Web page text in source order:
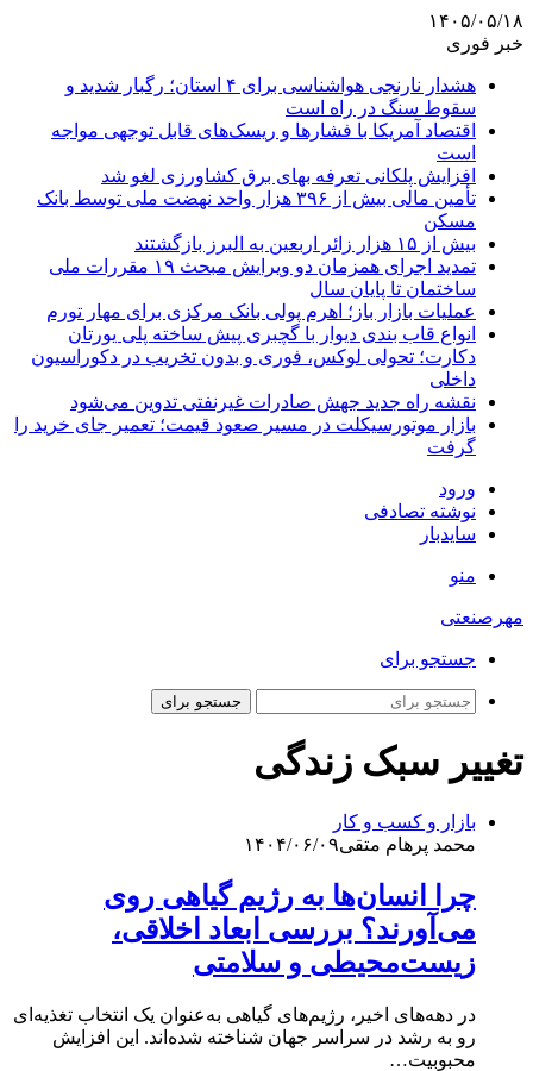
۱۴۰۵/۰۵/۱۸
خبر فوری
هشدار نارنجی هواشناسی برای ۴ استان؛ رگبار شدید و
سقوط سنگ در راه است
اقتصاد آمریکا با فشارها و ریسک‌های قابل توجهی مواجه
است
افزایش پلکانی تعرفه بهای برق کشاورزی لغو شد
تأمین مالی بیش از ۳۹۶ هزار واحد نهضت ملی توسط بانک
مسکن
بیش از ۱۵ هزار زائر اربعین به البرز بازگشتند
تمدید اجرای همزمان دو ویرایش مبحث ۱۹ مقررات ملی
ساختمان تا پایان سال
عملیات بازار باز؛ اهرم پولی بانک مرکزی برای مهار تورم
انواع قاب بندی دیوار با گچبری پیش ساخته پلی یورتان
دکارت؛ تحولی لوکس، فوری و بدون تخریب در دکوراسیون
داخلی
نقشه راه جدید جهش صادرات غیرنفتی تدوین می‌شود
بازار موتورسیکلت در مسیر صعود قیمت؛ تعمیر جای خرید را
گرفت
ورود
نوشته تصادفی
سایدبار
منو
مهرصنعتی
جستجو برای
جستجو برای
تغییر سبک زندگی
بازار و کسب و کار
محمد پرهام متقی۱۴۰۴/۰۶/۰۹
چرا انسان‌ها به رژیم گیاهی روی
می‌آورند؟ بررسی ابعاد اخلاقی،
زیست‌محیطی و سلامتی
در دهه‌های اخیر، رژیم‌های گیاهی به‌عنوان یک انتخاب تغذیه‌ای
رو به رشد در سراسر جهان شناخته شده‌اند. این افزایش
محبوبیت…